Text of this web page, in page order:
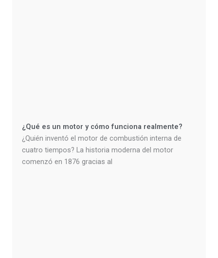
¿Qué es un motor y cómo funciona realmente?
¿Quién inventó el motor de combustión interna de
cuatro tiempos? La historia moderna del motor
comenzó en 1876 gracias al